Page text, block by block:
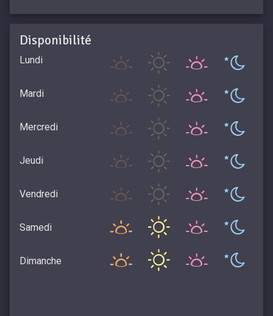
Disponibilité
Lundi
Mardi
Mercredi
Jeudi
Vendredi
Samedi
Dimanche